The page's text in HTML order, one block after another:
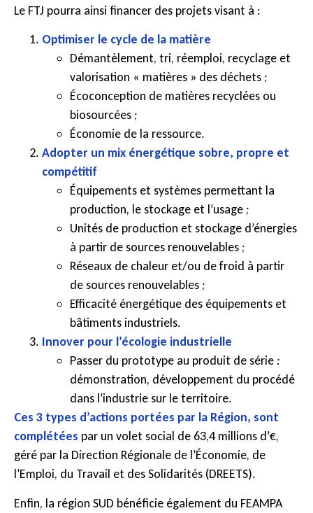
Le FTJ pourra ainsi financer des projets visant à :
Optimiser le cycle de la matière
Démantèlement, tri, réemploi, recyclage et
valorisation « matières » des déchets ;
Écoconception de matières recyclées ou
biosourcées ;
Économie de la ressource.
Adopter un mix énergétique sobre, propre et
compétitif
Équipements et systèmes permettant la
production, le stockage et l’usage ;
Unités de production et stockage d’énergies
à partir de sources renouvelables ;
Réseaux de chaleur et/ou de froid à partir
de sources renouvelables ;
Efficacité énergétique des équipements et
bâtiments industriels.
Innover pour l’écologie industrielle
Passer du prototype au produit de série :
démonstration, développement du procédé
dans l’industrie sur le territoire.
Ces 3 types d’actions portées par la Région, sont
complétées par un volet social de 63,4 millions d’€,
géré par la Direction Régionale de l’Économie, de
l’Emploi, du Travail et des Solidarités (DREETS).
Enfin, la région SUD bénéficie également du FEAMPA